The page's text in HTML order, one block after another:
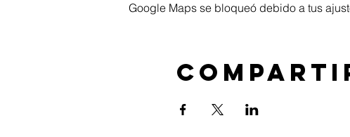
Google Maps se bloqueó debido a tus